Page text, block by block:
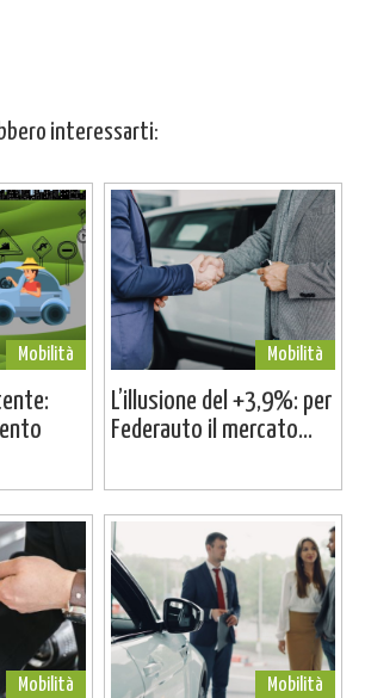
interessarti:
Mobilità Mobilità
L’illusione del +3,9%: per
Federauto il mercato...
Mobilità Mobilità